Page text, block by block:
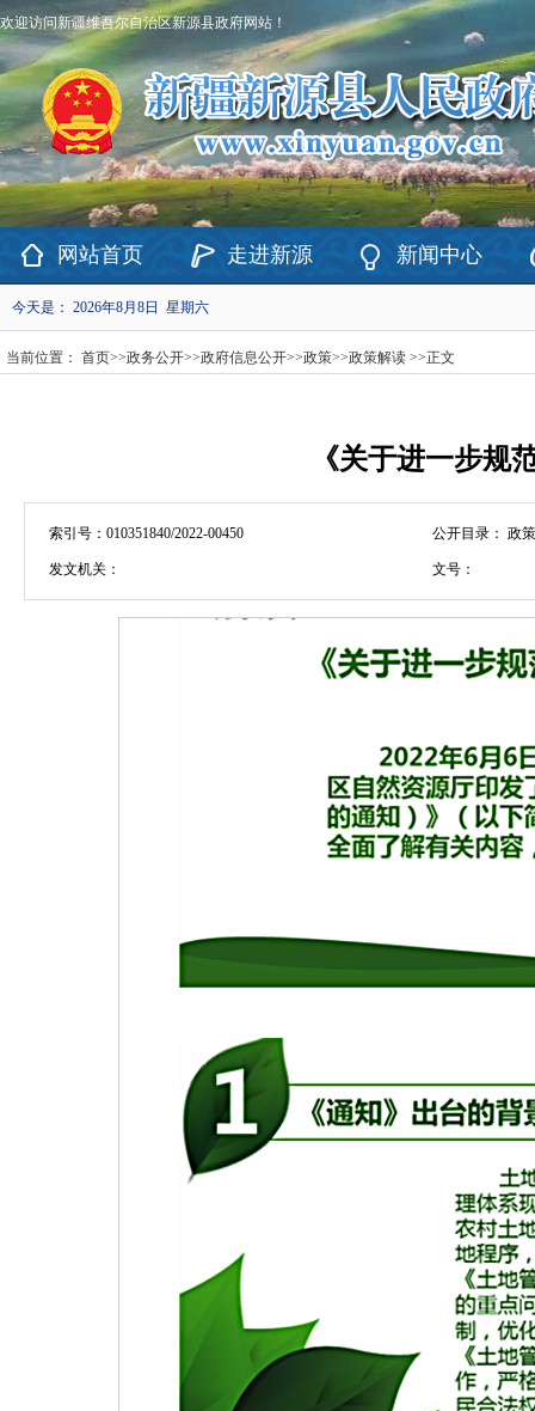
欢迎访问新疆维吾尔自治区新源县政府网站！
网站首页 走进新源 新闻中心
今天是： 2026年8月8日 星期六
当前位置： 首页>>政务公开>>政府信息公开>>政策>>政策解读 >>正文
《关于进一步规
索引号： 010351840/2022-00450 公开目录： 政
发文机关： 文号：